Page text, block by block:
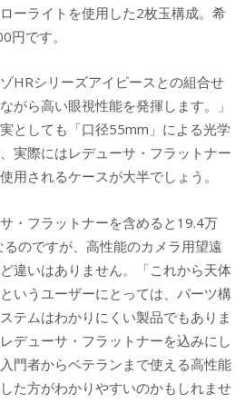
ーライトを使用した2枚玉構成。希
円です。
HRシリーズアイピースとの組合せ
がら高い眼視性能を発揮します。」
としても「口径55mm」による光学
実際にはレデューサ・フラットナー
用されるケースが大半でしょう。
・フラットナーを含めると19.4万
のですが、高性能のカメラ用望遠
違いはありません。「これから天体
いうユーザーにとっては、パーツ構
テムはわかりにくい製品でもありま
デューサ・フラットナーを込みにし
門者からベテランまで使える高性能
た方がわかりやすいのかもしれませ